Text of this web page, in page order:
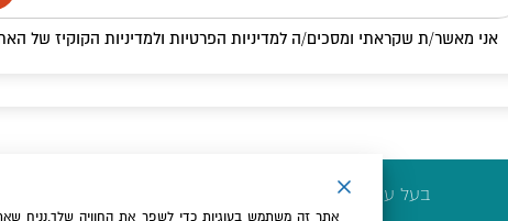
אני מאשר/ת שקראתי ומסכים/הלמדיניות הפרטיות ולמדיניות הקוקיז של
בעל עסק? התחבר כאן
אתר זה משתמש בעוגיות כדי לשפר את החוויה שלך.נניח